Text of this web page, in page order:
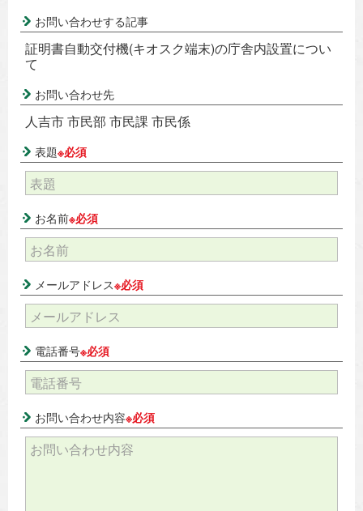
お問い合わせする記事
証明書自動交付機(キオスク端末)の庁舎内設置につい
て
お問い合わせ先
人吉市 市民部 市民課 市民係
表題※必須
お名前※必須
メールアドレス※必須
電話番号※必須
お問い合わせ内容※必須